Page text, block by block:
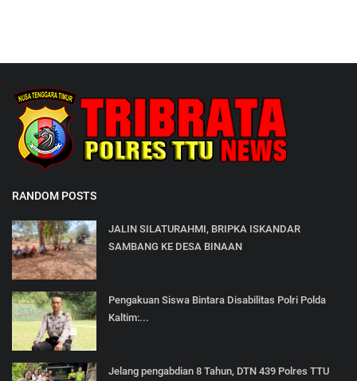
RANDOM POSTS
JALIN SILATURAHMI, BRIPKA ISKANDAR
SAMBANG KE DESA BINAAN
Pengakuan Siswa Bintara Disabilitas Polri Polda
Kaltim:...
Jelang pengabdian 8 Tahun, DTN 439 Polres TTU